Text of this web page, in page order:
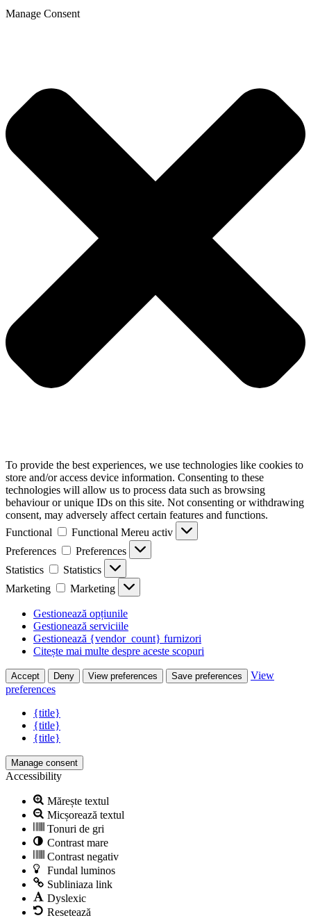
Manage Consent
To provide the best experiences, we use technologies like cookies to
store and/or access device information. Consenting to these
technologies will allow us to process data such as browsing
behaviour or unique IDs on this site. Not consenting or withdrawing
consent, may adversely affect certain features and functions.
Functional
Functional Mereu activ
Preferences
Preferences
Statistics
Statistics
Marketing
Marketing
Gestionează opțiunile
Gestionează serviciile
Gestionează {vendor_count} furnizori
Citește mai multe despre aceste scopuri
Accept Deny View preferences Save preferences
View
preferences
{title}
{title}
{title}
Manage consent
Accessibility
Mărește textul
Micșorează textul
Tonuri de gri
Contrast mare
Contrast negativ
Fundal luminos
Subliniaza link
Dyslexic
Resetează